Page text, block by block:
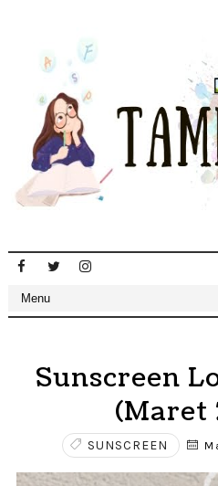
Sunscreen
(Maret
SUNSCREEN